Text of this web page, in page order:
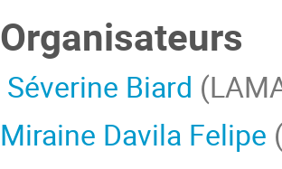
Organisateurs
Séverine Biard
Miraine Davila Felipe